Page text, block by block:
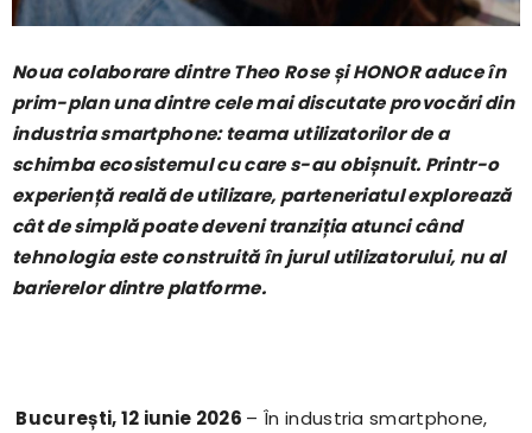
Noua colaborare dintre Theo Rose și HONOR aduce în
prim-plan una dintre cele mai discutate provocări din
industria smartphone: teama utilizatorilor de a
schimba ecosistemul cu care s-au obișnuit. Printr-o
experiență reală de utilizare, parteneriatul explorează
cât de simplă poate deveni tranziția atunci când
tehnologia este construită în jurul utilizatorului, nu al
barierelor dintre platforme.
București, 12 iunie 2026 – În industria smartphone,